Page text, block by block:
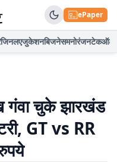
ePaper
एजुकेशनबिजनेसमनोरंजनटेकऑटो
चुके झारखंड
GT vs RR